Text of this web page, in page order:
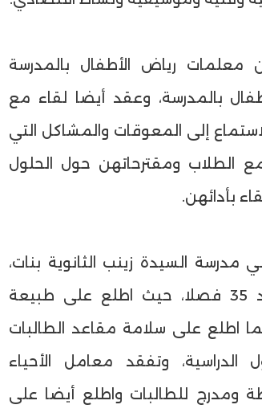
رياض الأطفال بالمدرسة
بالمدرسة، وعقد أيضا لقاء مع
إلى المعوقات والمشاكل التي
مع الطلاب ومقترحاتهن حول الحلول
بأدائهن.
مدرسة السيدة زينب الثانوية بنات،
التي تضم ١٣٩٦ طالبة وعدد 35 فصلا، حيث اطلع على طبيعة
كما اطلع على سلامة مقاعد الطالبات
وتفقد معامل الأحياء
ومدرج للطالبات واطلع أيضا على